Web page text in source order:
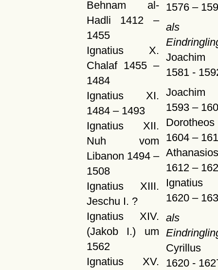
Behnam al-
Hadli 1412 –
1455
Ignatius X.
Chalaf 1455 –
1484
Ignatius XI.
1484 – 1493
Ignatius XII.
Nuh vom
Libanon 1494 –
1508
Ignatius XIII.
Jeschu I. ?
Ignatius XIV.
(Jakob I.) um
1562
Ignatius XV.
1576 –
als
1581 -
Joachim
1593 –
1604 –
1612 –
Ignatius
1620 –
als
Cyrillus
1620 -